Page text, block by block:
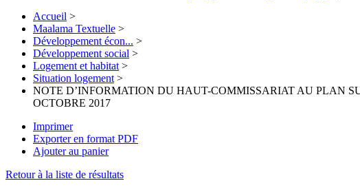
Accueil >
Maalama Textuelle >
Développement écon... >
Développement social >
Logement et habitat>
Situation logement>
NOTE D’INFORMATION DU HAUT-COMMISSARIAT AU PLAN
OCTOBRE 2017
Imprimer
Exporter en format PDF
Ajouter au panier
Retour à la liste de résultats